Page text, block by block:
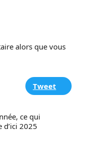
alors que vous
Tweet